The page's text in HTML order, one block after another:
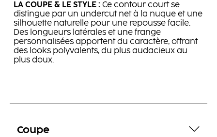
LA COUPE & LE STYLE : Ce contour court se
distingue par un undercut net à la nuque et une
silhouette naturelle pour une repousse facile.
Des longueurs latérales et une frange
personnalisées apportent du caractère, offrant
des looks polyvalents, du plus audacieux au
plus doux.
Coupe